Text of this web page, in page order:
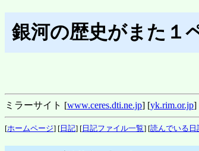
銀河の歴史がまた１
ミラーサイト [www.ceres.dti.ne.jp] [yk.rim.or.jp]
[ホームページ] [ 日記] [ 日記ファイル一覧] [読んでいる日